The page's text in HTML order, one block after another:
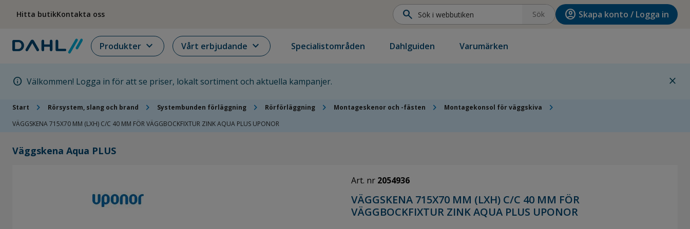
Hitta butikKontakta oss search Sök account_circle Skapa konto / Logga in
Produkter expand_more Vårt erbjudande expand_more Specialistområden Dahlguiden Varumärken
info Välkommen! Logga in för att se priser, lokalt sortiment och aktuella kampanjer. close
Start chevron_right Rörsystem, slang och brand chevron_right Systembunden förläggning chevron_right Rörförläggning chevron_right Montageskenor och -fästen chevron_right Montagekonsol för väggskiva chevron_right
VÄGGSKENA 715X70 MM (LXH) C/C 40 MM FÖR VÄGGBOCKFIXTUR ZINK AQUA PLUS UPONOR
Väggskena Aqua PLUS
Art. nr 2054936
VÄGGSKENA 715X70 MM (LXH) C/C 40 MM FÖR
VÄGGBOCKFIXTUR ZINK AQUA PLUS UPONOR